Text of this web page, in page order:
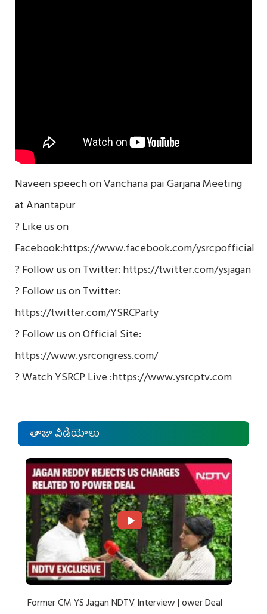
Naveen speech on Vanchana pai Garjana Meeting
at Anantapur
? Like us on
Facebook:https://www.facebook.com/ysrcpofficial
? Follow us on Twitter:https://twitter.com/ysjagan
? Follow us on Twitter:
https://twitter.com/YSRCParty
? Follow us on Official Site:
https://www.ysrcongress.com/
? Watch YSRCP Live :https://www.ysrcptv.com
తాజా వీడియోలు
Former CM YS Jagan NDTV Interview | ower Deal